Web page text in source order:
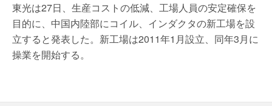
東光は27日、生産コストの低減、工場人員の安定確保を
目的に、中国内陸部にコイル、インダクタの新工場を設
立すると発表した。新工場は2011年1月設立、同年3月に
操業を開始する。